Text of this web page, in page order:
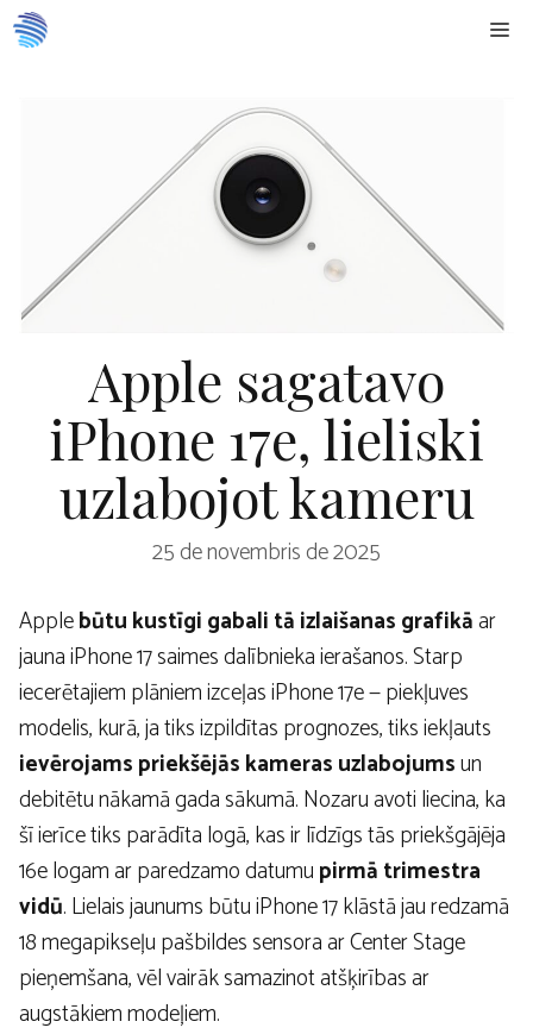
Doties
uz
Apple sagatavo
iPhone 17e, lieliski
uzlabojot kameru
25 de novembris de 2025
Applebūtu kustīgi gabali tā izlaišanas grafikāar
jauna iPhone 17 saimes dalībnieka ierašanos. Starp
iecerētajiem plāniem izceļas iPhone 17e — piekļuves
modelis, kurā, ja tiks izpildītas prognozes, tiks iekļauts
ievērojams priekšējās kameras uzlabojumsun
debitētu nākamā gada sākumā. Nozaru avoti liecina, ka
šī ierīce tiks parādīta logā, kas ir līdzīgs tās priekšgājēja
16e logam ar paredzamo datumupirmā trimestra
vidū. Lielais jaunums būtu iPhone 17 klāstā jau redzamā
18 megapikseļu pašbildes sensora ar Center Stage
pieņemšana, vēl vairāk samazinot atšķirības ar
augstākiem modeļiem.